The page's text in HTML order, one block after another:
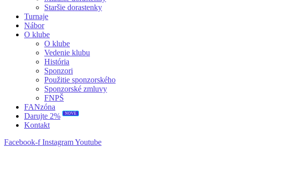
Staršie dorastenky
Turnaje
Nábor
O klube
O klube
Vedenie klubu
História
Sponzori
Použitie sponzorského
Sponzorské zmluvy
FNPŠ
FANzóna
Darujte 2%
NOVÉ
Kontakt
Facebook-f InstagramYoutube